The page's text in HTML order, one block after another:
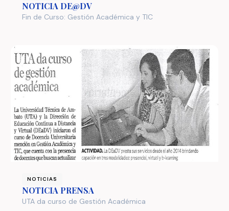
NOTICIA DE@DV
Fin de Curso: Gestión Académica y TIC
NOTICIAS
NOTICIA PRENSA
UTA da curso de Gestión Académica